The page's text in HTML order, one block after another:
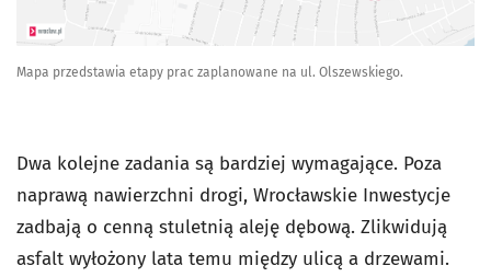
Mapa przedstawia etapy prac zaplanowane na ul. Olszewskiego.
Dwa kolejne zadania są bardziej wymagające. Poza
naprawą nawierzchni drogi, Wrocławskie Inwestycje
zadbają o cenną stuletnią aleję dębową. Zlikwidują
asfalt wyłożony lata temu między ulicą a drzewami.